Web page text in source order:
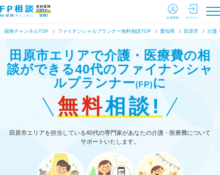
会員登録 ログイン
保険チャンネルTOP ファイナンシャルプランナー無料相談TOP 愛知県 田原市 介護
田原市エリアで介護・医療費の相
談ができる40代のファイナンシャ
ルプランナー(FP)に
無料相談!
田原市エリアを担当している40代の専門家があなたの介護・医療費について
サポートいたします。